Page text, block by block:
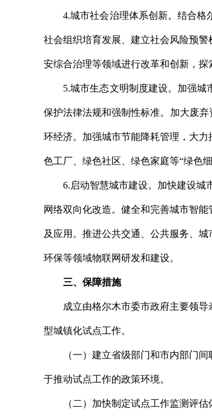
4.城市社会治理体系创新。结合格尔
社会组织培育发展、建立社会风险预
安综合治理等领域进行改革和创新，探
5.城市生态文明制度建设。加强城
保护法律法规和强制性标准。加大废
环经济。加强城市节能降耗管理，大
色工厂、绿色社区、绿色家庭等“绿色细
6.启动智慧城市建设。加快建设城市
网络双向化改造。健全和完善城市智
及应用。推进公共交通、公共服务、
环保等领域物联网研发和建设。
三、保障措施
成立由格尔木市委市政府主要领导
型城镇化试点工作。
（一）建立省级部门和市内部门间
于推动试点工作的政策环境。
（二）加快制定试点工作监测评估